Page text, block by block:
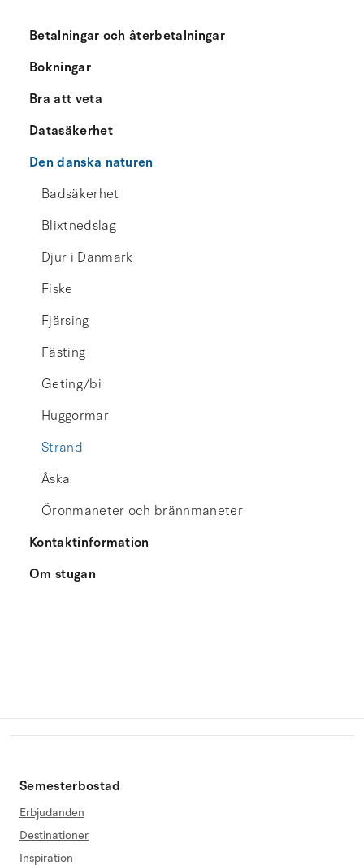
Betalningar och återbetalningar
Bokningar
Bra att veta
Datasäkerhet
Den danska naturen
Badsäkerhet
Blixtnedslag
Djur i Danmark
Fiske
Fjärsing
Fästing
Geting/bi
Huggormar
Strand
Åska
Öronmaneter och brännmaneter
Kontaktinformation
Om stugan
Semesterbostad
Erbjudanden
Destinationer
Inspiration